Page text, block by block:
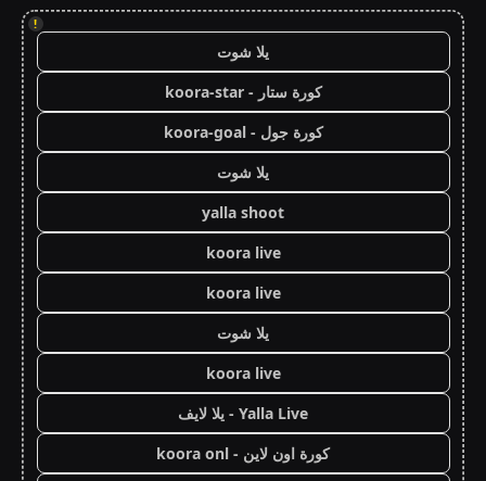
!
يلا شوت
كورة ستار - koora-star
كورة جول - koora-goal
يلا شوت
yalla shoot
koora live
koora live
يلا شوت
koora live
Yalla Live - يلا لايف
كورة اون لاين - koora onl